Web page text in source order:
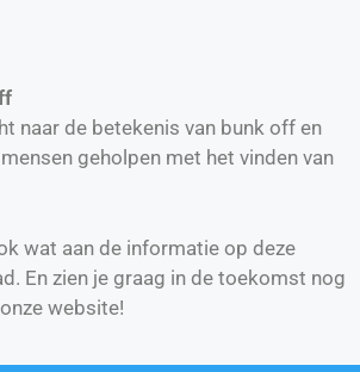
naar de betekenis van bunk off en
geholpen met het vinden van
wat aan de informatie op deze
En zien je graag in de toekomst nog
website!